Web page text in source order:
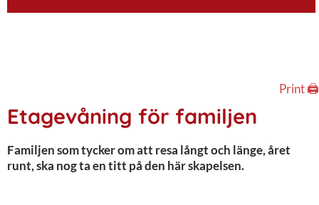
Print 🖨
Etagevåning för familjen
Familjen som tycker om att resa långt och länge, året
runt, ska nog ta en titt på den här skapelsen.